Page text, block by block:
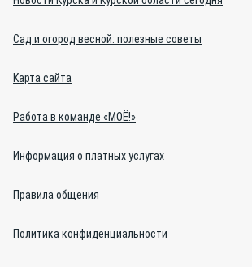
Сад и огород весной: полезные советы
Карта сайта
Работа в команде «МОЁ!»
Информация о платных услугах
Правила общения
Политика конфиденциальности